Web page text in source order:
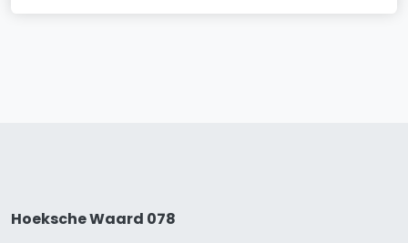
Hoeksche Waard 078